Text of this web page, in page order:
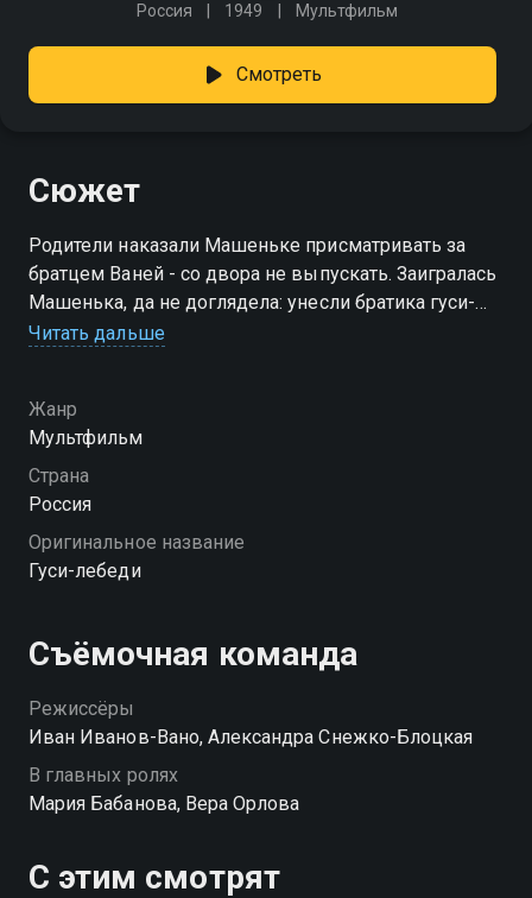
Россия 1949 Мультфильм
Смотреть
Сюжет
Родители наказали Машеньке присматривать за
братцем Ваней - со двора не выпускать. Заигралась
Машенька, да не доглядела: унесли братика гуси-
лебеди, помощники Бабы Яги. Теперь Машеньке
Читать дальше
Жанр
Мультфильм
Страна
Россия
Оригинальное название
Гуси-лебеди
Съёмочная команда
Режиссёры
Иван Иванов-Вано, Александра Снежко-Блоцкая
В главных ролях
Мария Бабанова, Вера Орлова
С этим смотрят